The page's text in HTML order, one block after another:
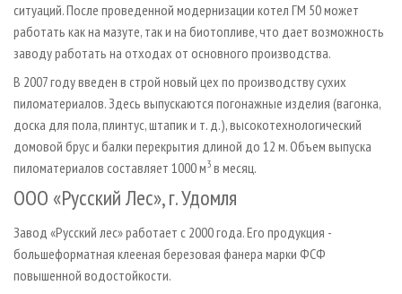
ситуаций. После проведенной модернизации котел ГМ 50 может
работать как на мазуте, так и на биотопливе, что дает возможность
заводу работать на отходах от основного производства.
В 2007 году введен в строй новый цех по производству сухих
пиломатериалов. Здесь выпускаются погонажные изделия (вагонка,
доска для пола, плинтус, штапик и т. д.), высокотехнологический
домовой брус и балки перекрытия длиной до 12 м. Объем выпуска
пиломатериалов составляет 1000 м3 в месяц.
ООО «Русский Лес», г. Удомля
Завод «Русский лес» работает с 2000 года. Его продукция -
большеформатная клееная березовая фанера марки ФСФ
повышенной водостойкости.